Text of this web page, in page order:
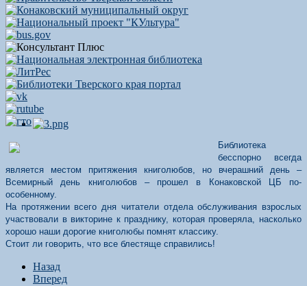
Библиотека
бесспорно всегда
является местом притяжения книголюбов, но вчерашний день –
Всемирный день книголюбов – прошел в Конаковской ЦБ по-
особенному.
На протяжении всего дня читатели отдела обслуживания взрослых
участвовали в викторине к празднику, которая проверяла, насколько
хорошо наши дорогие книголюбы помнят классику.
Стоит ли говорить, что все блестяще справились!
Назад
Вперед